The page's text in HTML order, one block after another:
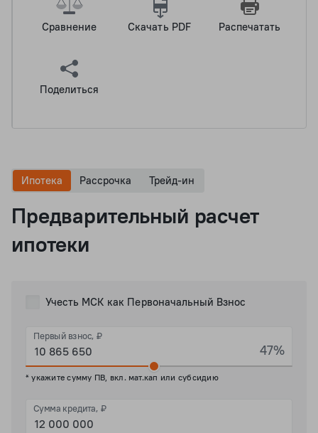
Сравнение Скачать PDF Распечатать
Поделиться
Предварительный расчет
ипотеки
Ипотека Рассрочка Трейд-ин
Учесть МСК как Первоначальный Взнос
Первый взнос, ₽
47%
* укажите сумму ПВ, вкл. мат.кап или субсидию
Сумма кредита, ₽